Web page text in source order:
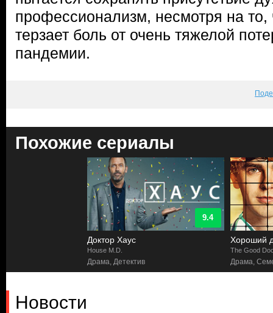
профессионализм, несмотря на
терзает боль от очень тяжелой
пандемии.
Похожие сериалы
9.4
Доктор Хаус
House M.D.
Драма, Детектив
Хороший
The Good
Драма,
Новости